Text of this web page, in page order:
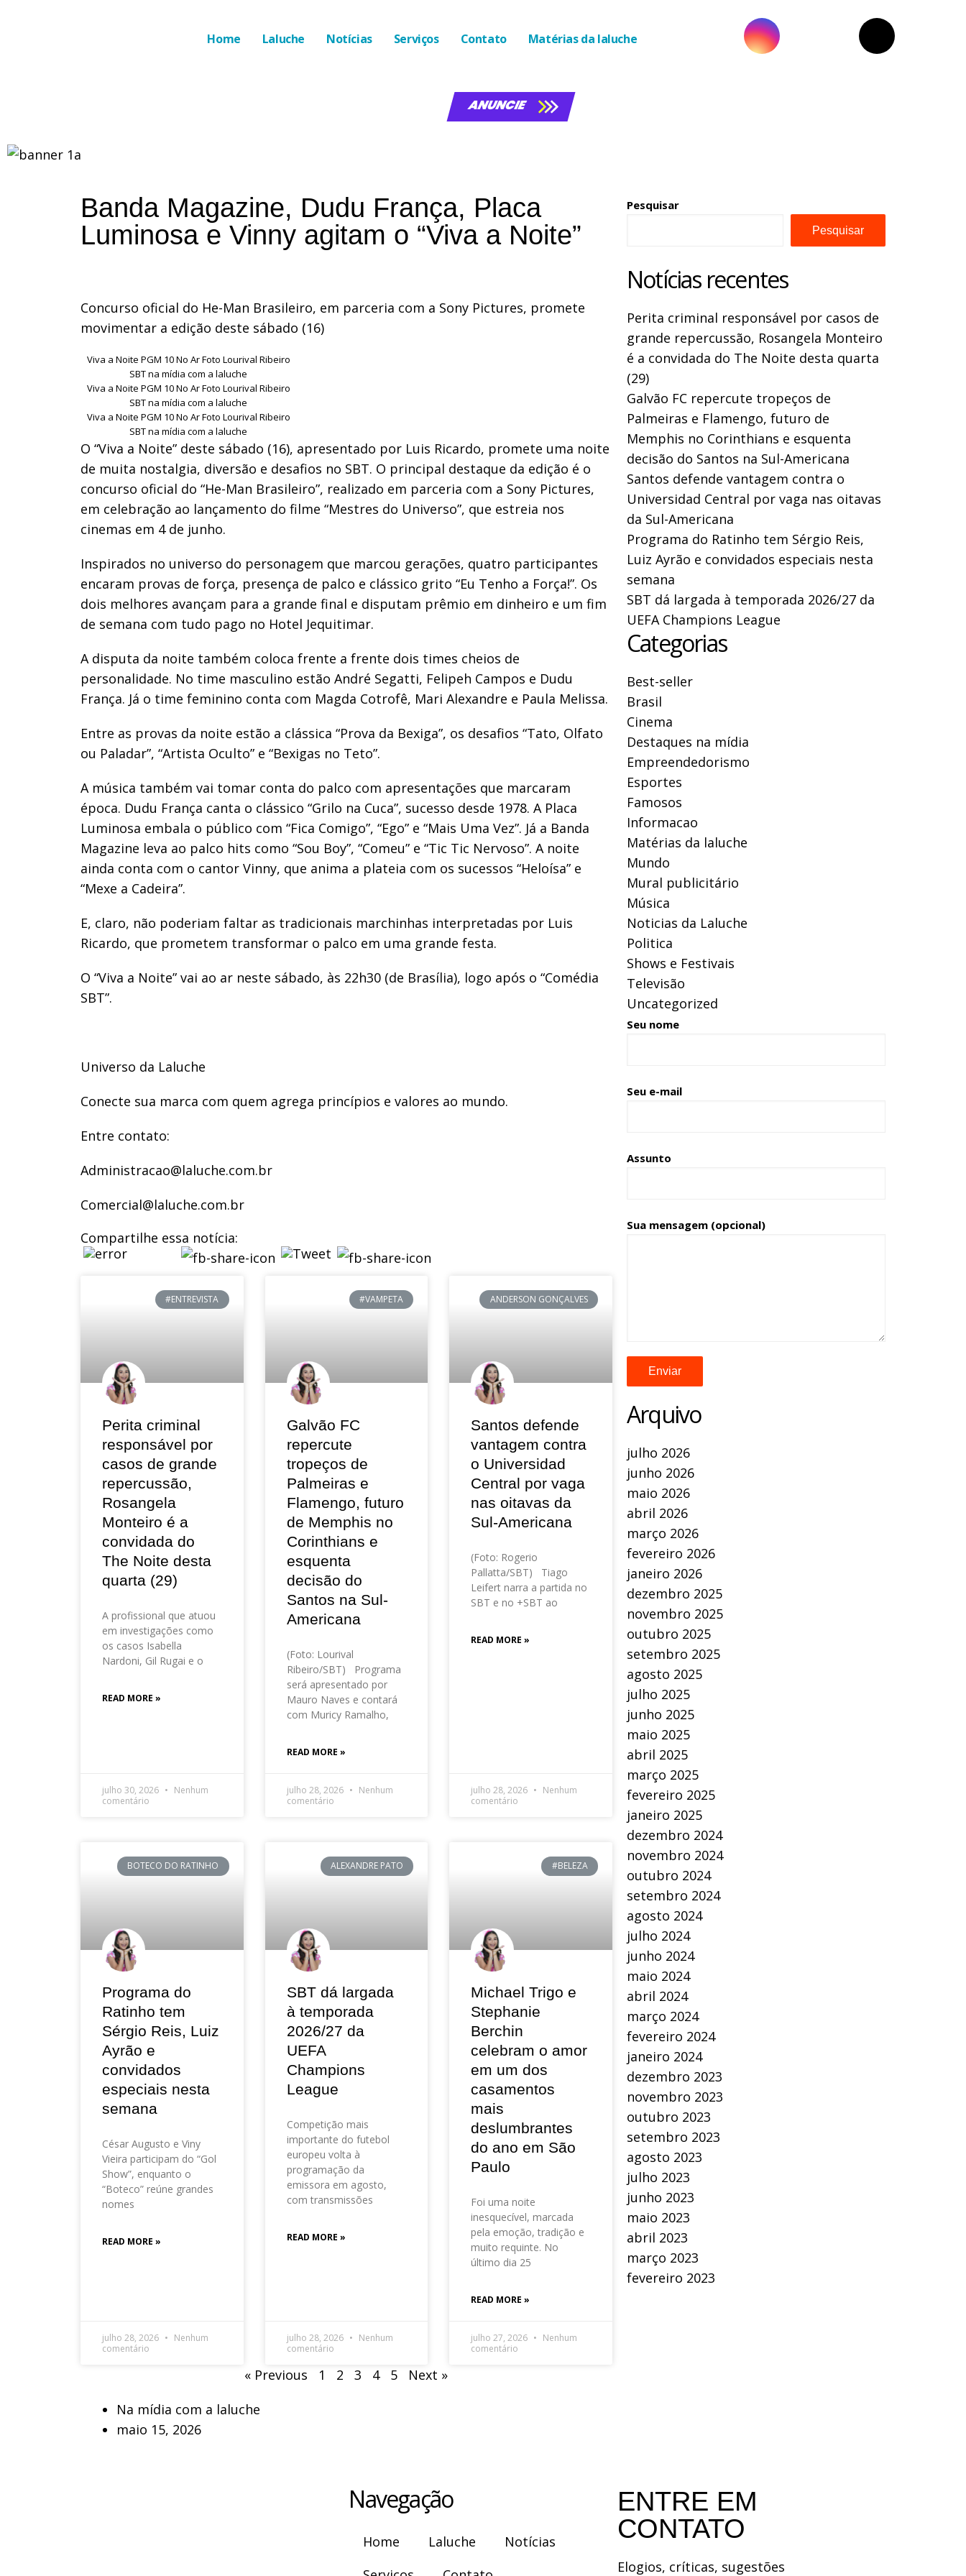
Home Laluche Notícias Serviços Contato Matérias da laluche
ANUNCIE
Banda Magazine, Dudu França, Placa
Luminosa e Vinny agitam o “Viva a Noite”
Concurso oficial do He-Man Brasileiro, em parceria com a Sony Pictures, promete
movimentar a edição deste sábado (16)
Viva a Noite PGM 10 No Ar Foto Lourival Ribeiro
SBT na mídia com a laluche
Viva a Noite PGM 10 No Ar Foto Lourival Ribeiro
SBT na mídia com a laluche
Viva a Noite PGM 10 No Ar Foto Lourival Ribeiro
SBT na mídia com a laluche
O “Viva a Noite” deste sábado (16), apresentado por Luis Ricardo, promete uma noite
de muita nostalgia, diversão e desafios no SBT. O principal destaque da edição é o
concurso oficial do “He-Man Brasileiro”, realizado em parceria com a Sony Pictures,
em celebração ao lançamento do filme “Mestres do Universo”, que estreia nos
cinemas em 4 de junho.
Inspirados no universo do personagem que marcou gerações, quatro participantes
encaram provas de força, presença de palco e clássico grito “Eu Tenho a Força!”. Os
dois melhores avançam para a grande final e disputam prêmio em dinheiro e um fim
de semana com tudo pago no Hotel Jequitimar.
A disputa da noite também coloca frente a frente dois times cheios de
personalidade. No time masculino estão André Segatti, Felipeh Campos e Dudu
França. Já o time feminino conta com Magda Cotrofê, Mari Alexandre e Paula Melissa.
Entre as provas da noite estão a clássica “Prova da Bexiga”, os desafios “Tato, Olfato
ou Paladar”, “Artista Oculto” e “Bexigas no Teto”.
A música também vai tomar conta do palco com apresentações que marcaram
época. Dudu França canta o clássico “Grilo na Cuca”, sucesso desde 1978. A Placa
Luminosa embala o público com “Fica Comigo”, “Ego” e “Mais Uma Vez”. Já a Banda
Magazine leva ao palco hits como “Sou Boy”, “Comeu” e “Tic Tic Nervoso”. A noite
ainda conta com o cantor Vinny, que anima a plateia com os sucessos “Heloísa” e
“Mexe a Cadeira”.
E, claro, não poderiam faltar as tradicionais marchinhas interpretadas por Luis
Ricardo, que prometem transformar o palco em uma grande festa.
O “Viva a Noite” vai ao ar neste sábado, às 22h30 (de Brasília), logo após o “Comédia
SBT”.
Universo da Laluche
Conecte sua marca com quem agrega princípios e valores ao mundo.
Entre contato:
Administracao@laluche.com.br
Comercial@laluche.com.br
Compartilhe essa notícia:
#ENTREVISTA
Perita criminal
responsável por
casos de grande
repercussão,
Rosangela
Monteiro é a
convidada do
The Noite desta
quarta (29)
A profissional que atuou
em investigações como
os casos Isabella
Nardoni, Gil Rugai e o
READ MORE »
julho 30, 2026
Nenhum
comentário
#VAMPETA
Galvão FC
repercute
tropeços de
Palmeiras e
Flamengo, futuro
de Memphis no
Corinthians e
esquenta
decisão do
Santos na Sul-
Americana
(Foto: Lourival
Ribeiro/SBT) Programa
será apresentado por
Mauro Naves e contará
com Muricy Ramalho,
READ MORE »
julho 28, 2026
Nenhum
comentário
ANDERSON GONÇALVES
Santos defende
vantagem contra
o Universidad
Central por vaga
nas oitavas da
Sul-Americana
(Foto: Rogerio
Pallatta/SBT) Tiago
Leifert narra a partida no
SBT e no +SBT ao
READ MORE »
julho 28, 2026
Nenhum
comentário
BOTECO DO RATINHO
Programa do
Ratinho tem
Sérgio Reis, Luiz
Ayrão e
convidados
especiais nesta
semana
César Augusto e Viny
Vieira participam do “Gol
Show”, enquanto o
“Boteco” reúne grandes
nomes
READ MORE »
julho 28, 2026
Nenhum
comentário
ALEXANDRE PATO
SBT dá largada
à temporada
2026/27 da
UEFA
Champions
League
Competição mais
importante do futebol
europeu volta à
programação da
emissora em agosto,
com transmissões
READ MORE »
julho 28, 2026
Nenhum
comentário
#BELEZA
Michael Trigo e
Stephanie
Berchin
celebram o amor
em um dos
casamentos
mais
deslumbrantes
do ano em São
Paulo
Foi uma noite
inesquecível, marcada
pela emoção, tradição e
muito requinte. No
último dia 25
READ MORE »
julho 27, 2026
Nenhum
comentário
« Previous 1 2 3 4 5 Next »
Pesquisar
Pesquisar
Notícias recentes
Perita criminal responsável por casos de
grande repercussão, Rosangela Monteiro
é a convidada do The Noite desta quarta
(29)
Galvão FC repercute tropeços de
Palmeiras e Flamengo, futuro de
Memphis no Corinthians e esquenta
decisão do Santos na Sul-Americana
Santos defende vantagem contra o
Universidad Central por vaga nas oitavas
da Sul-Americana
Programa do Ratinho tem Sérgio Reis,
Luiz Ayrão e convidados especiais nesta
semana
SBT dá largada à temporada 2026/27 da
UEFA Champions League
Categorias
Best-seller
Brasil
Cinema
Destaques na mídia
Empreendedorismo
Esportes
Famosos
Informacao
Matérias da laluche
Mundo
Mural publicitário
Música
Noticias da Laluche
Politica
Shows e Festivais
Televisão
Uncategorized
Seu nome
Seu e-mail
Assunto
Sua mensagem (opcional)
Arquivo
julho 2026
junho 2026
maio 2026
abril 2026
março 2026
fevereiro 2026
janeiro 2026
dezembro 2025
novembro 2025
outubro 2025
setembro 2025
agosto 2025
julho 2025
junho 2025
maio 2025
abril 2025
março 2025
fevereiro 2025
janeiro 2025
dezembro 2024
novembro 2024
outubro 2024
setembro 2024
agosto 2024
julho 2024
junho 2024
maio 2024
abril 2024
março 2024
fevereiro 2024
janeiro 2024
dezembro 2023
novembro 2023
outubro 2023
setembro 2023
agosto 2023
julho 2023
junho 2023
maio 2023
abril 2023
março 2023
fevereiro 2023
Na mídia com a laluche
maio 15, 2026
Navegação
Home Laluche
Notícias
ENTRE EM
CONTATO
Elogios, críticas, sugestões